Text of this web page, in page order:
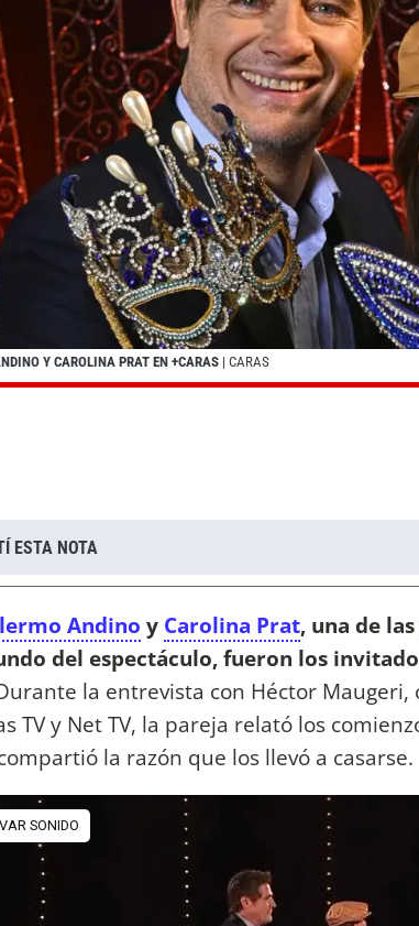
Y CAROLINA PRAT EN +CARAS | CARAS
ESTA NOTA
Andino y Carolina Prat, una de
del espectáculo, fueron los
la entrevista con Héctor
TV y Net TV, la pareja relató los
la razón que los llevó a casarse.